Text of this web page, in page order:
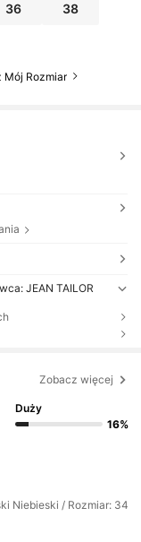
36 38
Mój Rozmiar
JEAN TAILOR
Zobacz więcej
Duży
16%
Niebieski / Rozmiar: 34